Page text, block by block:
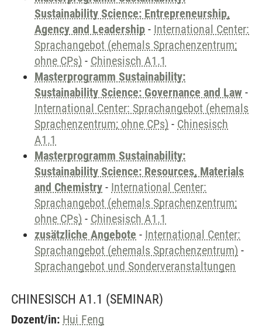
Sustainability Science: Entrepreneurship,
Agency and Leadership - International Center:
Sprachangebot (ehemals Sprachenzentrum;
ohne CPs) - Chinesisch A1.1
Masterprogramm Sustainability:
Sustainability Science: Governance and Law -
International Center: Sprachangebot (ehemals
Sprachenzentrum; ohne CPs) - Chinesisch
A1.1
Masterprogramm Sustainability:
Sustainability Science: Resources, Materials
and Chemistry - International Center:
Sprachangebot (ehemals Sprachenzentrum;
ohne CPs) - Chinesisch A1.1
zusätzliche Angebote - International Center:
Sprachangebot (ehemals Sprachenzentrum) -
Sprachangebot und Sonderveranstaltungen
CHINESISCH A1.1 (SEMINAR)
Dozent/in: Hui Feng